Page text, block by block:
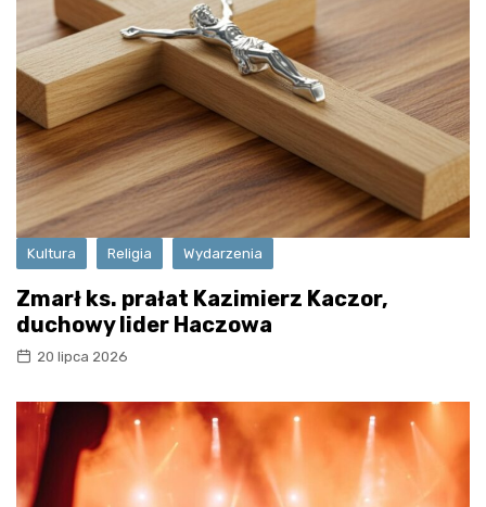
Kultura Religia Wydarzenia
Zmarł ks. prałat Kazimierz Kaczor,
duchowy lider Haczowa
20 lipca 2026